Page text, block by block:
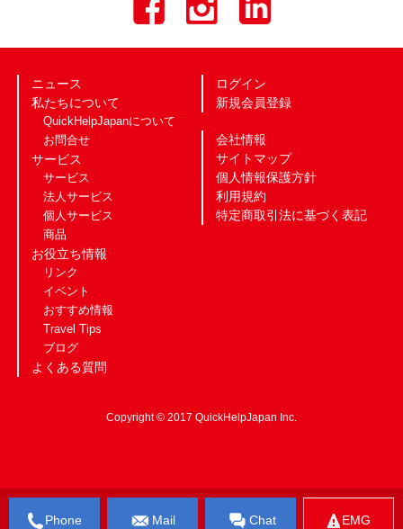
Phone Mail Chat EMG
ニュース
私たちについて
QuickHelpJapanについて
お問合せ
サービス
サービス
法人サービス
個人サービス
商品
お役立ち情報
リンク
イベント
おすすめ情報
Travel Tips
ブログ
よくある質問
ログイン
新規会員登録
会社情報
サイトマップ
個人情報保護方針
利用規約
特定商取引法に基づく表記
Copyright © 2017 QuickHelpJapan Inc.